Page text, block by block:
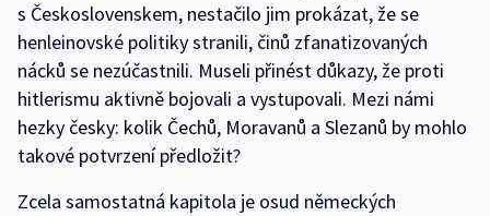
s Československem, nestačilo jim prokázat, že se
henleinovské politiky stranili, činů zfanatizovaných
nácků se nezúčastnili. Museli přinést důkazy, že proti
hitlerismu aktivně bojovali a vystupovali. Mezi námi
hezky česky: kolik Čechů, Moravanů a Slezanů by mohlo
takové potvrzení předložit?
Zcela samostatná kapitola je osud německých